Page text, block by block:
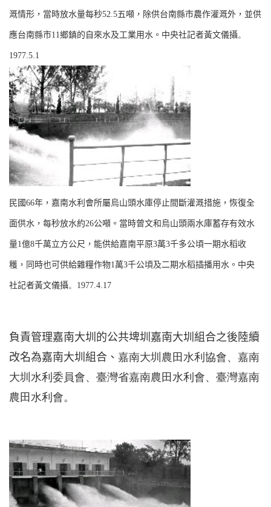
溉情形，當時放水量每秒52.5五噸，除供台南縣市農作灌溉外，並供
應台南縣市11 鄉鎮的自來水及工業用水。中央社記者黃文儀攝。
1977.5.1
民國66年，嘉南水利會所屬烏山頭水庫停止間斷灌溉措施，恢復全
面供水，每秒放水約26公噸。當時曾文和烏山頭兩水庫蓄存有效水
量1億8千萬立方公尺，能供給嘉南平原3萬3千多公頃一期水稻收
穫，同時也可供給雜糧作物1萬3千公頃及二期水稻插播用水。中央
社記者黃文儀攝。 1977.4.17
負 責管理嘉南大圳的公共埤圳嘉南大圳組合之後陸續
改名為嘉南大圳組合、 嘉南大圳農田水利協會、嘉南
大圳水利委員會、臺灣省嘉南農田水利會、臺灣嘉南
農田水利會。